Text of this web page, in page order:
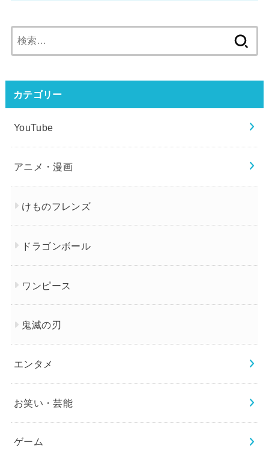
索:
カテゴリー
YouTube
アニメ・漫画
けものフレンズ
ドラゴンボール
ワンピース
鬼滅の刃
エンタメ
お笑い・芸能
ゲーム